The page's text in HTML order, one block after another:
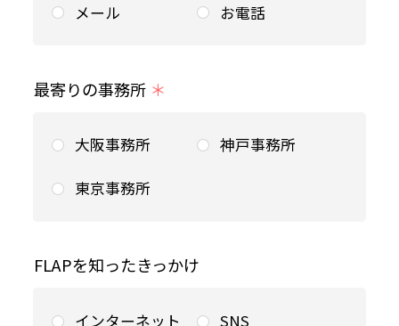
メール お電話
最寄りの事務所 ＊
大阪事務所 神戸事務所
東京事務所
FLAPを知ったきっかけ
インターネット SNS